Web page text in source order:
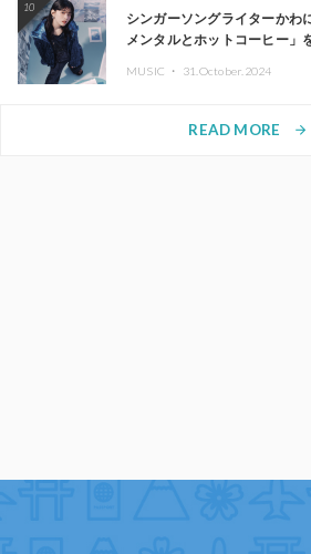
10
シンガーソングライターかわ
メンタルとホットコーヒー」
MUSIC ・ 31.October.2024
READ MORE arrow_forward